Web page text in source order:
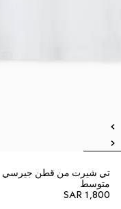
تي شيرت من قطن جيرسي
متوسط
SAR 1,800